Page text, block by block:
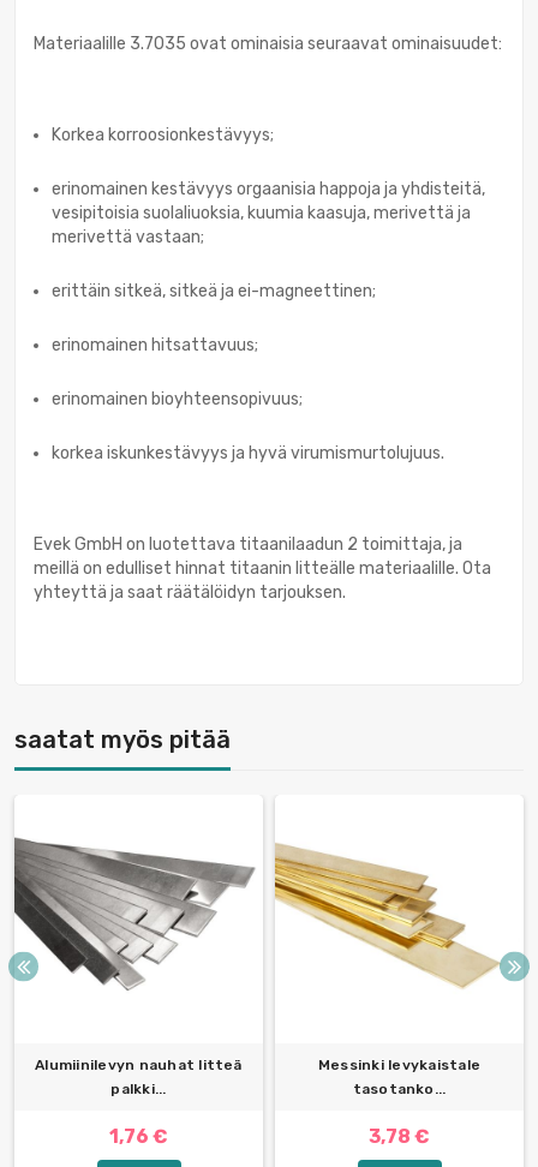
Materiaalille 3.7035 ovat ominaisia seuraavat ominaisuudet:
Korkea korroosionkestävyys;
erinomainen kestävyys orgaanisia happoja ja yhdisteitä,
vesipitoisia suolaliuoksia, kuumia kaasuja, merivettä ja
merivettä vastaan;
erittäin sitkeä, sitkeä ja ei-magneettinen;
erinomainen hitsattavuus;
erinomainen bioyhteensopivuus;
korkea iskunkestävyys ja hyvä virumismurtolujuus.
Evek GmbH on luotettava titaanilaadun 2 toimittaja, ja
meillä on edulliset hinnat titaanin litteälle materiaalille. Ota
yhteyttä ja saat räätälöidyn tarjouksen.
saatat myös pitää
Alumiinilevyn nauhat litteä
palkki...
1,76 €
Messinki levykaistale
tasotanko...
3,78 €